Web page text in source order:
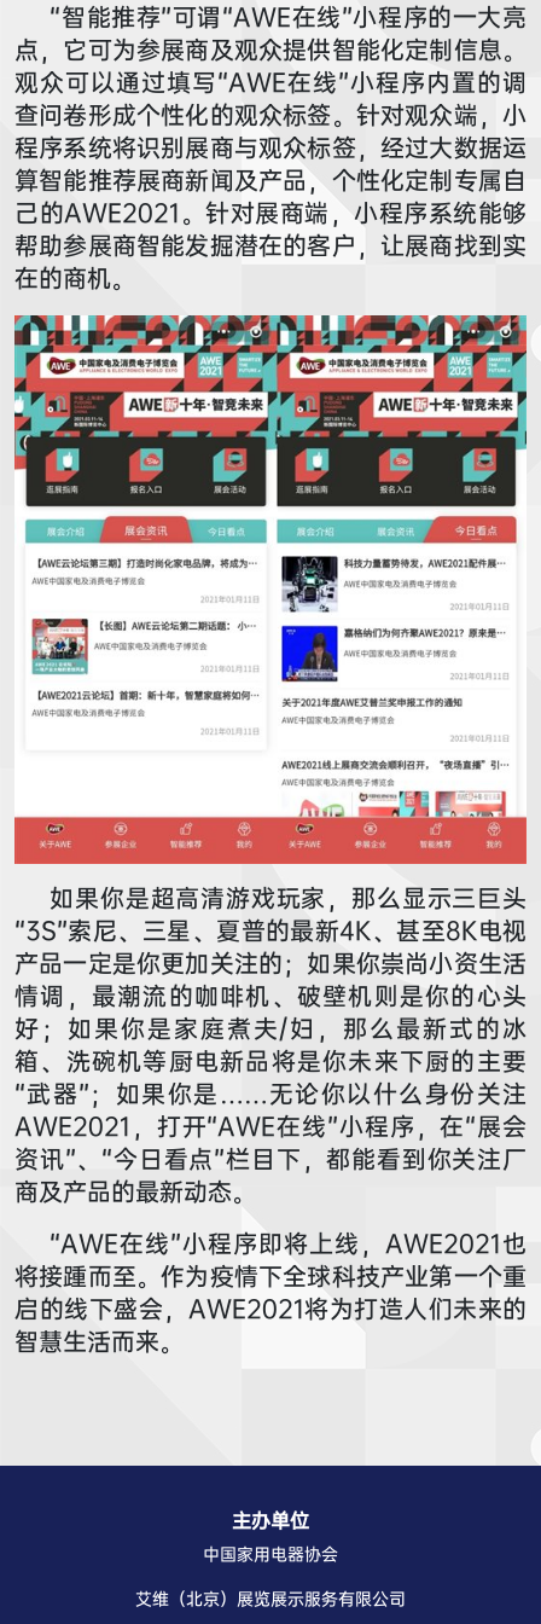
“智能推荐”可谓“AWE在线”小程序的一大亮
点，它可为参展商及观众提供智能化定制信息。
观众可以通过填写“AWE在线”小程序内置的调
查问卷形成个性化的观众标签。针对观众端，小
程序系统将识别展商与观众标签，经过大数据运
算智能推荐展商新闻及产品，个性化定制专属自
己的AWE2021。针对展商端，小程序系统能够
帮助参展商智能发掘潜在的客户，让展商找到实
在的商机。
如果你是超高清游戏玩家，那么显示三巨头
“3S”索尼、三星、夏普的最新4K、甚至8K电视
产品一定是你更加关注的；如果你崇尚小资生活
情调，最潮流的咖啡机、破壁机则是你的心头
好；如果你是家庭煮夫/妇，那么最新式的冰
箱、洗碗机等厨电新品将是你未来下厨的主要
“武器”；如果你是……无论你以什么身份关注
AWE2021，打开“AWE在线”小程序，在“展会
资讯”、“今日看点”栏目下，都能看到你关注厂
商及产品的最新动态。
“AWE在线”小程序即将上线，AWE2021也
将接踵而至。作为疫情下全球科技产业第一个重
启的线下盛会，AWE2021将为打造人们未来的
智慧生活而来。
主办单位
中国家用电器协会
艾维（北京）展览展示服务有限公司